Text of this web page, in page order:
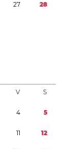
27 28
V S
4 5
11 12